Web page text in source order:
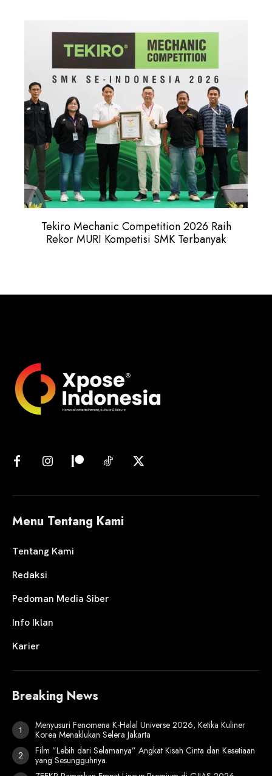
Tekiro Mechanic Competition 2026 Raih
Rekor MURI Kompetisi SMK Terbanyak
Menu Tentang Kami
Tentang Kami
Redaksi
Pedoman Media Siber
Info Iklan
Karier
Breaking News
Menyusuri Fenomena K-Halal Universe 2026, Ketika Kuliner
Korea Menaklukan Selera Jakarta
Film ”Lebih dari Selamanya” Angkat Kisah Cinta dan Kesetiaan
yang Sesungguhnya.